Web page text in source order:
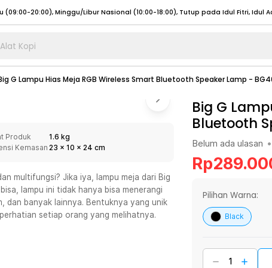
(07:00 - 20:00), Sabtu - Minggu (08:00 - 20:00), Tutup pada Idul Fitri
- 20:00), Sabtu - Minggu/ Libur Nasional (08:00 - 17:00) Selengkapnya
- 20:00), Sabtu - Minggu/ Libur Nasional (08:00 - 17:00) Selengkapnya
(09:00-20:00), Minggu/Libur Nasional (12:00-20:00), Tutup pada Idul Fitri
(09:00-20:00), Minggu/Libur Nasional (12:00-20:00), Tutup pada Idul Fitri
(07:00 - 20:00), Sabtu - Minggu (08:00 - 20:00), Tutup pada Idul Fitri
Selengkapnya
Alat Kopi
G Lampu Hias Meja RGB Wireless Smart Bluetooth Speaker Lamp -
Produk
1.6 kg
Kemasan 23 x 10 x 24 cm
multifungsi? Jika iya, lampu meja dari Big
lampu ini tidak hanya bisa menerangi
dan banyak lainnya. Bentuknya yang unik
setiap orang yang melihatnya.
Big G
Bluetooth
Belum ada ulasan •
Rp
Pilihan Warna:
Black